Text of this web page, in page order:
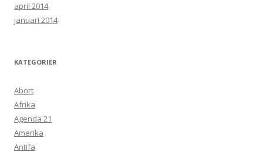
april 2014
januari 2014
KATEGORIER
Abort
Afrika
Agenda 21
Amerika
Antifa